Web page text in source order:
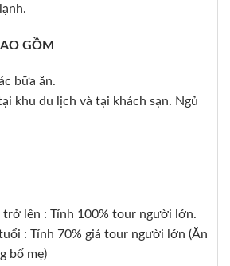
GỒM
bữa ăn.
khu du lịch và tại khách sạn. Ngủ
trở lên : Tính 100% tour người lớn.
: Tính 70% giá tour người lớn (Ăn
bố mẹ)